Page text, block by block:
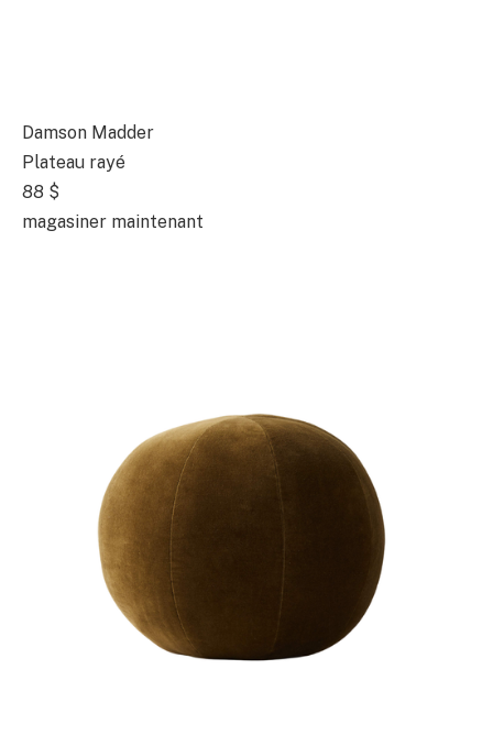
Damson Madder
Plateau rayé
88 $
magasiner maintenant